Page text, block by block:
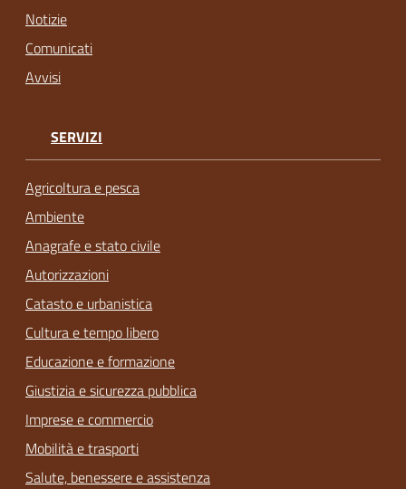
Notizie
Comunicati
Avvisi
SERVIZI
Agricoltura e pesca
Ambiente
Anagrafe e stato civile
Autorizzazioni
Catasto e urbanistica
Cultura e tempo libero
Educazione e formazione
Giustizia e sicurezza pubblica
Imprese e commercio
Mobilità e trasporti
Salute, benessere e assistenza